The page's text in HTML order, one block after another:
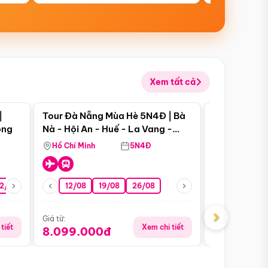
Xem tất cả
08 26/08 05/09 09/09 12/09
tiết
Điểm nổi bật
Tour Đà Nẵng Mùa Hè 5N4Đ | Bà
Nà - Hội An - Huế - La Vang -
Động Thiên Đường
Hồ Chí Minh 5N4Đ
12/08 19/08 26/08
Giá từ:
8.099.000đ Xem chi tiết
Giá từ:
›